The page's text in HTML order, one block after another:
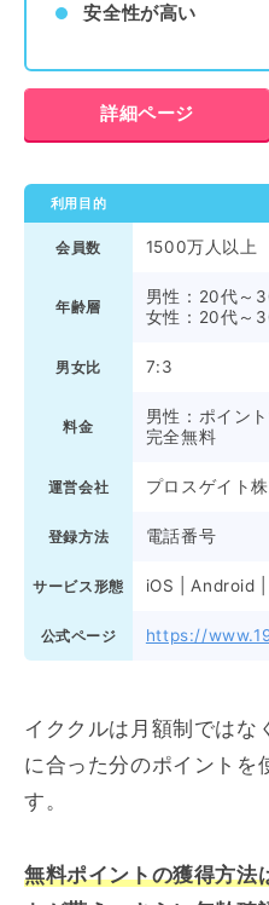
安全性が高い
詳細ページ
利用目的
会員数 1500万人以上
年齢層
男性：20代～
女性：20代～
男女比 7:3
料金
男性：ポイン
完全無料
運営会社 プロスゲイト
登録方法 電話番号
サービス形態 iOS | Android |
公式ページ https://
イククルは月額制ではな
に合った分のポイントを
す。
無料ポイントの獲得方